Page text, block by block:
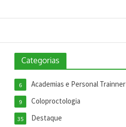
Categorias
Academias e Personal Trainner
6
Coloproctologia
9
Destaque
35